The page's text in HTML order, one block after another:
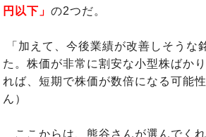
円以下」の2つだ。
「加えて、今後業績が改善しそうな
た。株価が非常に割安な小型株ばか
れば、短期で株価が数倍になる可能
ん）
ここからは、熊谷さんが選んでく